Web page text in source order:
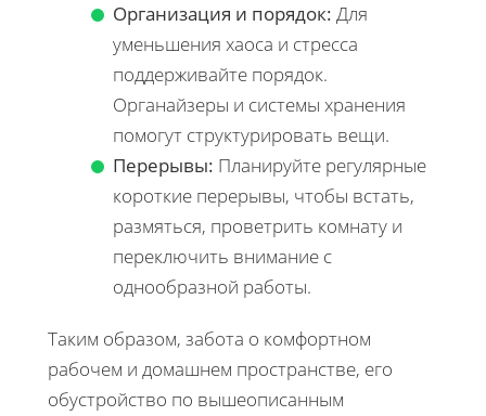
Организация и порядок: Для
уменьшения хаоса и стресса
поддерживайте порядок.
Органайзеры и системы хранения
помогут структурировать вещи.
Перерывы: Планируйте регулярные
короткие перерывы, чтобы встать,
размяться, проветрить комнату и
переключить внимание с
однообразной работы.
Таким образом, забота о комфортном
рабочем и домашнем пространстве, его
обустройство по вышеописанным